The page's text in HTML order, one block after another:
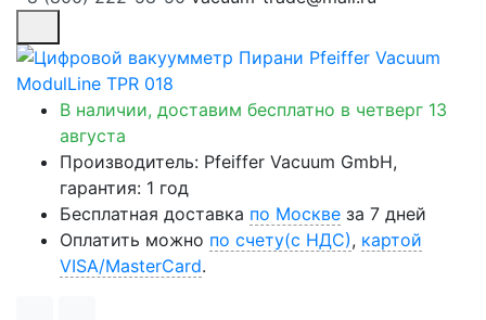
В наличии, доставим бесплатно в четверг 13
августа
Производитель: Pfeiffer Vacuum GmbH,
гарантия: 1 год
Бесплатная доставка по Москве за 7 дней
Оплатить можно по счету(с НДС), картой
VISA/MasterCard.